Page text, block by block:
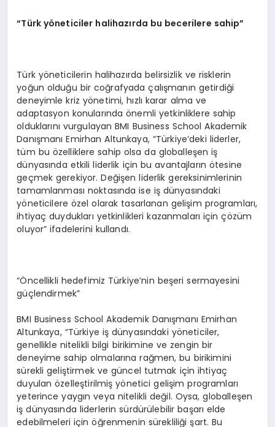
“Türk yöneticiler halihazırda bu becerilere sahip”
Türk yöneticilerin halihazırda belirsizlik ve risklerin
yoğun olduğu bir coğrafyada çalışmanın getirdiği
deneyimle kriz yönetimi, hızlı karar alma ve
adaptasyon konularında önemli yetkinliklere sahip
olduklarını vurgulayan BMI Business School Akademik
Danışmanı Emirhan Altunkaya, “Türkiye’deki liderler,
tüm bu özelliklere sahip olsa da globalleşen iş
dünyasında etkili liderlik için bu avantajların ötesine
geçmek gerekiyor. Değişen liderlik gereksinimlerinin
tamamlanması noktasında ise iş dünyasındaki
yöneticilere özel olarak tasarlanan gelişim programları,
ihtiyaç duydukları yetkinlikleri kazanmaları için çözüm
oluyor” ifadelerini kullandı.
“Öncellikli hedefimiz Türkiye’nin beşeri sermayesini
güçlendirmek”
BMI Business School Akademik Danışmanı Emirhan
Altunkaya, “Türkiye iş dünyasındaki yöneticiler,
genellikle nitelikli bilgi birikimine ve zengin bir
deneyime sahip olmalarına rağmen, bu birikimini
sürekli geliştirmek ve güncel tutmak için ihtiyaç
duyulan özelleştirilmiş yönetici gelişim programları
yeterince yaygın veya nitelikli değil. Oysa, globalleşen
iş dünyasında liderlerin sürdürülebilir başarı elde
edebilmeleri için öğrenmenin sürekliliği şart. Bu